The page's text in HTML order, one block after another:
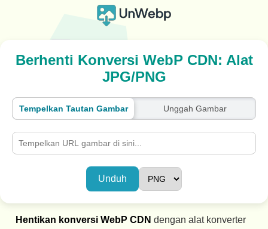
Berhenti Konversi WebP CDN: Alat
JPG/PNG
Tempelkan Tautan Gambar Unggah Gambar
Unduh
Hentikan konversi WebP CDN dengan alat konverter